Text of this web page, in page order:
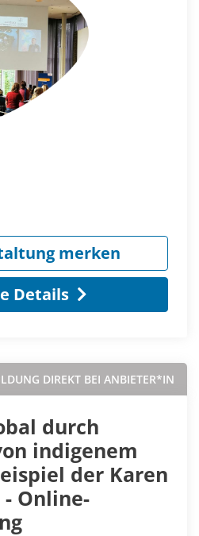
merken
Details
DIREKT BEI ANBIETER*IN
durch
indigenem
der Karen
Online-